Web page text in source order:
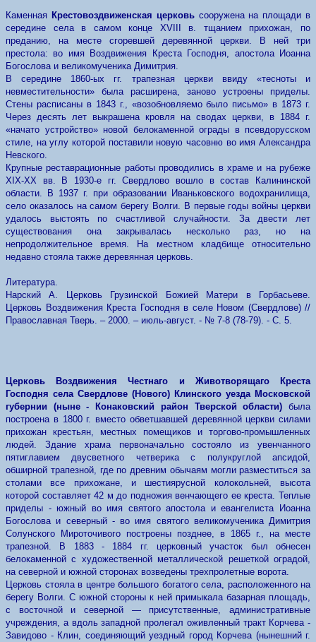
Каменная Крестовоздвиженская церковьсооружена на площади в
середине села в самом конце ХVIII в. тщанием прихожан, по
преданию, на месте сгоревшей деревянной церкви. В ней три
престола: во имя Воздвижения Креста Господня, апостола Иоанна
Богослова и великомученика Димитрия.
В середине 1860-ых гг. трапезная церкви ввиду «тесноты и
невместительности» была расширена, заново устроены приделы.
Стены расписаны в 1843 г., «возобновляемо было письмо» в 1873 г.
Через десять лет выкрашена кровля на сводах церкви, в 1884 г.
«начато устройство» новой белокаменной ограды в псевдорусском
стиле, на углу которой поставили новую часовню во имя Александра
Невского.
Крупные реставрационные работы проводились в храме и на рубеже
ХIХ-ХХ вв. В 1930-е гг. Свердлово вошло в состав Калининской
области. В 1937 г. при образовании Иваньковского водохранилища,
село оказалось на самом берегу Волги. В первые годы войны церкви
удалось выстоять по счастливой случайности. За двести лет
существования она закрывалась несколько раз, но на
непродолжительное время. На местном кладбище относительно
недавно стояла также деревянная церковь.
Литература.
Нарский А. Церковь Грузинской Божией Матери в Горбасьеве.
Церковь Воздвижения Креста Господня в селе Новом (Свердлове) //
Православная Тверь. – 2000. – июль-август. - № 7-8 (78-79). - С. 5.
Церковь Воздвижения Честнаго и Животворящаго Креста
Господня села Свердлове (Нового) Клинского уезда Московской
губернии (ныне - Конаковский район Тверской области) была
построена в 1800 г. вместо обветшавшей деревянной церкви силами
прихожан крестьян, местных помещиков и торгово-промышленных
людей. Здание храма первоначально состояло из увенчанного
пятиглавием двусветного четверика с полукруглой апсидой,
обширной трапезной, где по древним обычаям могли разместиться за
столами все прихожане, и шестиярусной колокольней, высота
которой составляет 42 м до подножия венчающего ее креста. Теплые
приделы - южный во имя святого апостола и евангелиста Иоанна
Богослова и северный - во имя святого великомученика Димитрия
Солунского Мироточивого построены позднее, в 1865 г., на месте
трапезной. В 1883 - 1884 гг. церковный участок был обнесен
белокаменной с художественной металлической решеткой оградой,
на северной и южной сторонах возведены трехпролетные ворота.
Церковь стояла в центре большого богатого села, расположенного на
берегу Волги. С южной стороны к ней примыкала базарная площадь,
с восточной и северной — присутственные, административные
учреждения, а вдоль западной пролегал оживленный тракт Корчева -
Завидово - Клин, соединяющий уездный город Корчева (нынешний г.